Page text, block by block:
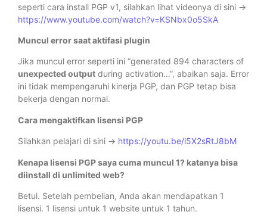
seperti cara install PGP v1, silahkan lihat videonya di sini ->
https://www.youtube.com/watch?v=KSNbx0o5SkA
Muncul error saat aktifasi plugin
Jika muncul error seperti ini “generated 894 characters of
unexpected output during activation…”, abaikan saja. Error
ini tidak mempengaruhi kinerja PGP, dan PGP tetap bisa
bekerja dengan normal.
Cara mengaktifkan lisensi PGP
Silahkan pelajari di sini -> https://youtu.be/i5X2sRtJ8bM
Kenapa lisensi PGP saya cuma muncul 1? katanya bisa
diinstall di unlimited web?
Betul. Setelah pembelian, Anda akan mendapatkan 1
lisensi. 1 lisensi untuk 1 website untuk 1 tahun.